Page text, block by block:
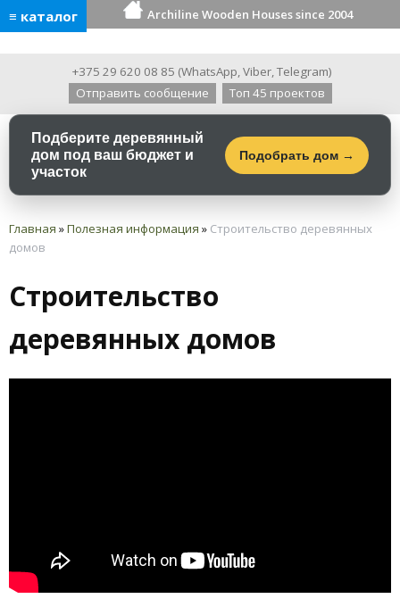
≡ каталог Archiline Wooden Houses since 2004
+375 29 620 08 85 (WhatsApp,Viber,Telegram)
Отправить сообщение
Топ 45 проектов
Подберите деревянный
дом под ваш бюджет и
участок
Подобрать дом →
Главная »Полезная информация » Строительство деревянных
домов
Строительство
деревянных домов